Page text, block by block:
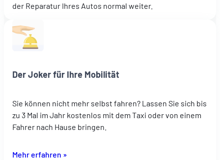
der Reparatur Ihres Autos normal weiter.
Der Joker für Ihre Mobilität
Sie können nicht mehr selbst fahren? Lassen Sie sich bis
zu 3 Mal im Jahr kostenlos mit dem Taxi oder von einem
Fahrer nach Hause bringen.
Mehr erfahren »